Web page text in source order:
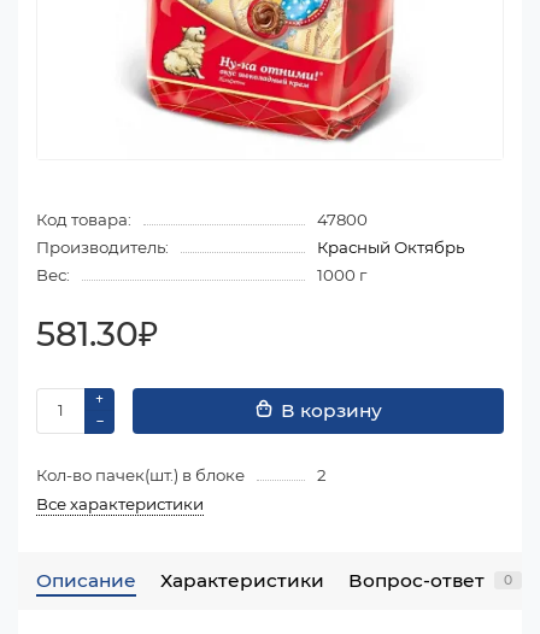
Код товара:
47800
Производитель:
Красный Октябрь
Вес:
1000 г
581.30₽
В корзину
Кол-во пачек(шт.) в блоке
2
Все характеристики
Описание Характеристики Вопрос-ответ 0